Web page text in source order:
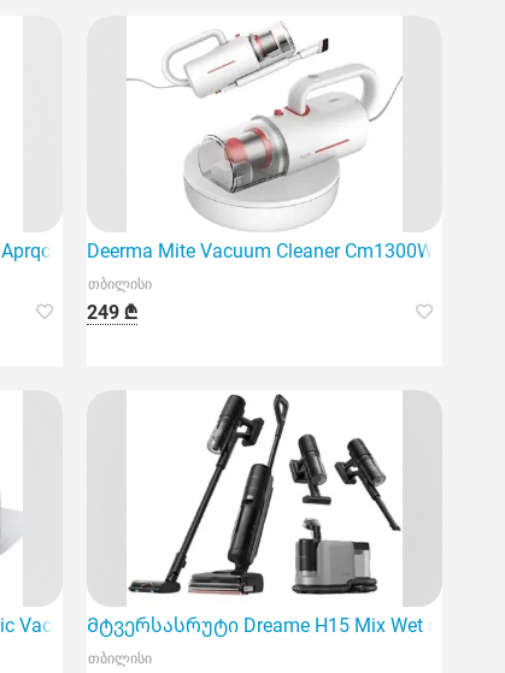
Deerma Mite Vacuum Cleaner Cm1300W
თბილისი
249 ₾
მტვერსასრუტიCleaner Q7 TF CE White
Მტვერსასრუტი Dreame H15 Mix Wet and Dry
თბილისი